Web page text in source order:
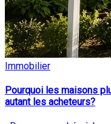
Immobilier
Pourquoi les maisons
autant les acheteurs?